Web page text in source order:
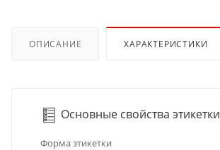
ОПИСАНИЕ ХАРАКТЕРИСТИКИ
Основные свойства этикетки
Форма этикетки